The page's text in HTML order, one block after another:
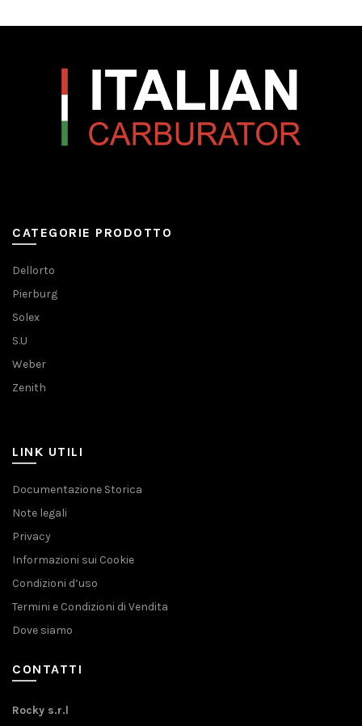
CATEGORIE PRODOTTO
Dellorto
Pierburg
Solex
S.U
Weber
Zenith
LINK UTILI
Documentazione Storica
Note legali
Privacy
Informazioni sui Cookie
Condizioni d’uso
Termini e Condizioni di Vendita
Dove siamo
CONTATTI
Rocky s.r.l